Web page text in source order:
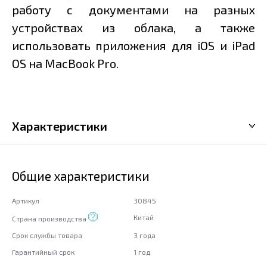
работу с документами на разных
устройствах из облака, а также
использовать приложения для iOS и iPad
OS на MacBook Pro.
Характеристики
Общие характеристики
Артикул 30845
Страна производства Китай
Срок службы товара
3 года
Гарантийный срок
1 год